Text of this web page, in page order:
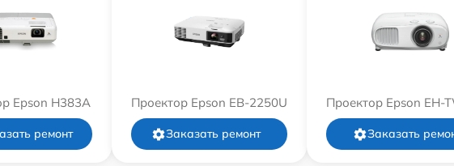
Epson H383A
ремонт
Проектор Epson EB-2250U
Заказать ремонт
Проектор Epson EH-
Заказать